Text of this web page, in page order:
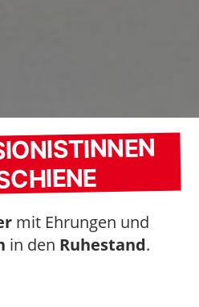
mit Ehrungen und
in den Ruhestand.